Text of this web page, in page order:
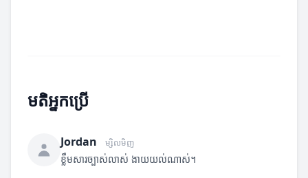
មតិអ្នកប្រើ
Jordan ម្សិលមិញ
ខ្លឹមសារច្បាស់លាស់ ងាយយល់ណាស់។